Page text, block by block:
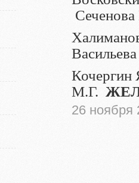
Кочергин
М.Г.
26 ноября